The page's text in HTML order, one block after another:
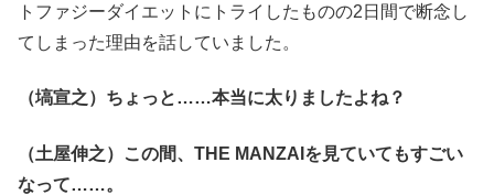
トファジーダイエットにトライしたものの2日間で断念し
てしまった理由を話していました。
（塙宣之）ちょっと……本当に太りましたよね？
（土屋伸之）この間、THE MANZAIを見ていてもすごい
なって……。